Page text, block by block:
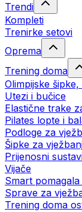
Trendi
Kompleti
Trenirke setovi
Oprema
Trening doma
Olimpijske
Utezi i bučice
Elastične trake
Pilates lopte i
Podloge za
Šipke za
Prijenosni
Vijače
Smart
Sprave za
Trening doma